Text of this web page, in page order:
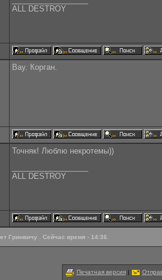
ALL DESTROY
Вау. Корган.
Точняк! Люблю некротемы))
ALL DESTROY
Гринвичу . Сейчас время - 14:36.
Печатная версия|